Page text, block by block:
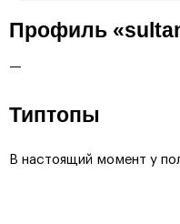
Профиль
—
Типтопы
В настоящий момент у